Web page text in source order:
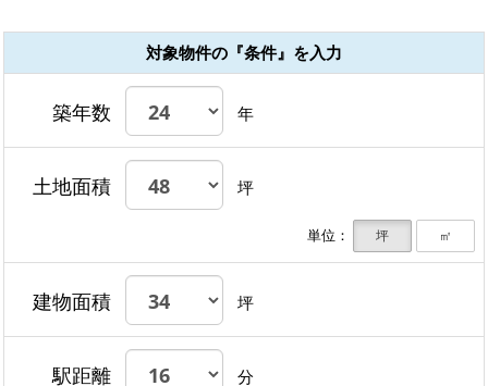
対象物件の『条件』を入力
築年数 年
土地面積 坪
単位： 坪 ㎡
建物面積 坪
駅距離 分